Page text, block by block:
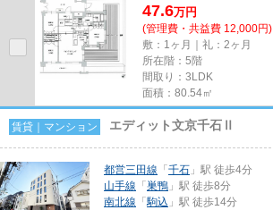
47.6万円
(管理費・共益費 12,000円)
敷：1ヶ月｜礼：2ヶ月
所在階：5階
間取り：3LDK
面積：80.54㎡
賃貸｜マンション エディット文京千石Ⅱ
都営三田線 「 千石 」駅 徒歩4分
山手線 「 巣鴨 」駅 徒歩8分
南北線 「駒込 」駅 徒歩14分